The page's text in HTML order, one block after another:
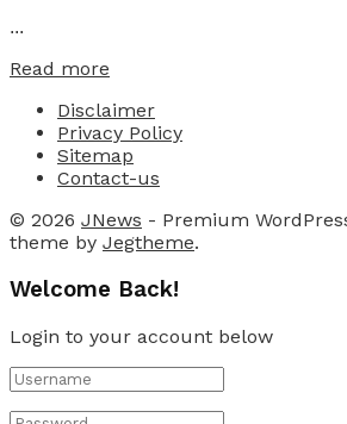
...
Read more
Disclaimer
Privacy Policy
Sitemap
Contact-us
© 2026 JNews - Premium
theme by Jegtheme.
Welcome Back!
Login to your account below